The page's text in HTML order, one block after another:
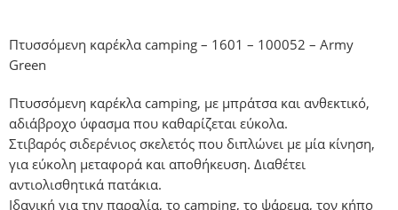
Πτυσσόμενη καρέκλα camping – 1601 – 100052 – Army
Green
Πτυσσόμενη καρέκλα camping, με μπράτσα και ανθεκτικό,
αδιάβροχο ύφασμα που καθαρίζεται εύκολα.
Στιβαρός σιδερένιος σκελετός που διπλώνει με μία κίνηση,
για εύκολη μεταφορά και αποθήκευση. Διαθέτει
αντιολισθητικά πατάκια.
Ιδανική για την παραλία, το camping, το ψάρεμα, τον κήπο